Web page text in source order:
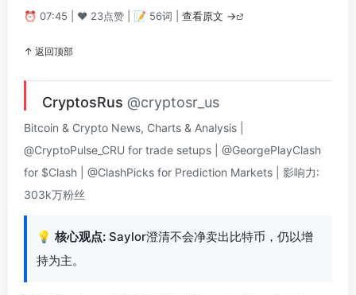
⏰ 07:45 | ❤️ 23点赞 | 📝 56词 | 查看原文 →
↑ 返回顶部
CryptosRus @cryptosr_us
Bitcoin & Crypto News, Charts & Analysis |
@CryptoPulse_CRU for trade setups | @GeorgePlayClash
for $Clash | @ClashPicks for Prediction Markets | 影响力:
303k万粉丝
💡 核心观点: Saylor澄清不会净卖出比特币，仍以增
持为主。